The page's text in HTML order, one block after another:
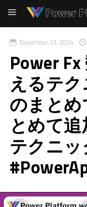
November 23, 2024
Power
えるテ
のまと
とめて
テクニ